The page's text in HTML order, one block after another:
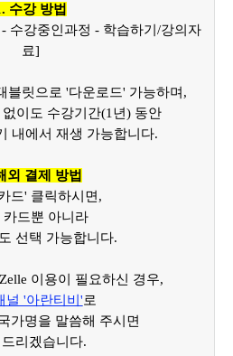
수강 방법
수강중인과정 - 학습하기/강의자
료]
블릿으로 '다운로드' 가능하며,
이도 수강기간(1년) 동안
내에서 재생 가능합니다.
외 결제 방법
드' 클릭하시면,
카드뿐 아니라
선택 가능합니다.
이용이 필요하신 경우,
널 '아란티비'로
가명을 말씀해 주시면
리겠습니다.